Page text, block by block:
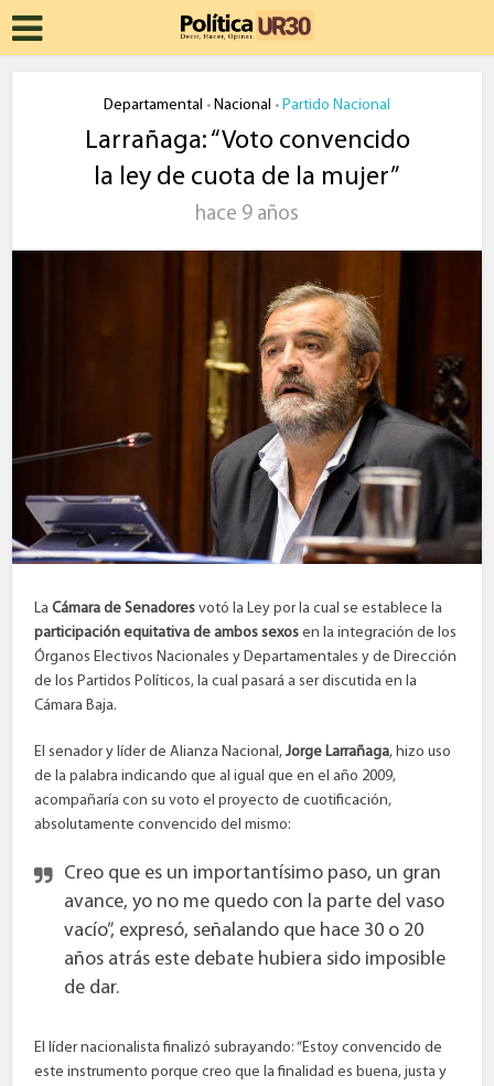
Departamental • Nacional • Partido Nacional
Larrañaga: “Voto convencido
la ley de cuota de la mujer”
hace 9 años
LaCámara de Senadores votó la Ley por la cual se establece la
participación equitativa de ambos sexos en la integración de los
Órganos Electivos Nacionales y Departamentales y de Dirección
de los Partidos Políticos, la cual pasará a ser discutida en la
Cámara Baja.
El senador y líder de Alianza Nacional,Jorge Larrañaga, hizo uso
de la palabra indicando que al igual que en el año 2009,
acompañaría con su voto el proyecto de cuotificación,
absolutamente convencido del mismo:
Creo que es un importantísimo paso, un gran
avance, yo no me quedo con la parte del vaso
vacío”, expresó, señalando que hace 30 o 20
años atrás este debate hubiera sido imposible
de dar.
El líder nacionalista finalizó subrayando: “Estoy convencido de
este instrumento porque creo que la finalidad es buena, justa y